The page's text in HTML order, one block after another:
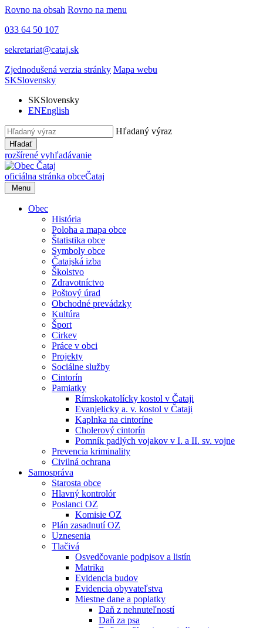
Rovno na obsah Rovno na menu
033 64 50 107
sekretariat@cataj.sk
Zjednodušená verzia stránky Mapa webu
SKSlovensky
SKSlovensky
ENEnglish
Hľadaný výraz
Hľadať
rozšírené vyhľadávanie
oficiálna stránka obceČataj
Menu
Obec
História
Poloha a mapa obce
Štatistika obce
Symboly obce
Čatajská izba
Školstvo
Zdravotníctvo
Poštový úrad
Obchodné prevádzky
Kultúra
Šport
Cirkev
Práce v obci
Projekty
Sociálne služby
Cintorín
Pamiatky
Rímskokatolícky kostol v Čataji
Evanjelicky a. v. kostol v Čataji
Kaplnka na cintoríne
Cholerový cintorín
Pomník padlých vojakov v I. a II. sv. vojne
Prevencia kriminality
Civilná ochrana
Samospráva
Starosta obce
Hlavný kontrolór
Poslanci OZ
Komisie OZ
Plán zasadnutí OZ
Uznesenia
Tlačivá
Osvedčovanie podpisov a listín
Matrika
Evidencia budov
Evidencia obyvateľstva
Miestne dane a poplatky
Daň z nehnuteľností
Daň za psa